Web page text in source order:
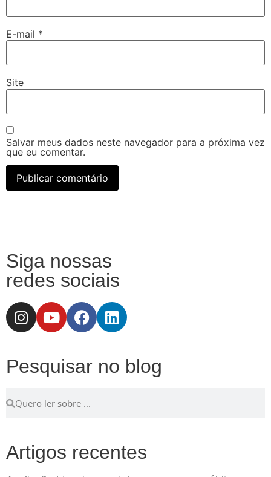
E-mail *
Site
Salvar meus dados neste navegador para a próxima vez
que eu comentar.
Siga nossas
redes sociais
Pesquisar no blog
Artigos recentes